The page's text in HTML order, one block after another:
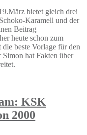
bietet gleich drei
Karamell und der
Beitrag
heute schon zum
beste Vorlage für den
hat Fakten über
KSK
2000